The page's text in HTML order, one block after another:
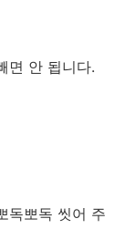
면 안 됩니다.
독뽀독 씻어 주